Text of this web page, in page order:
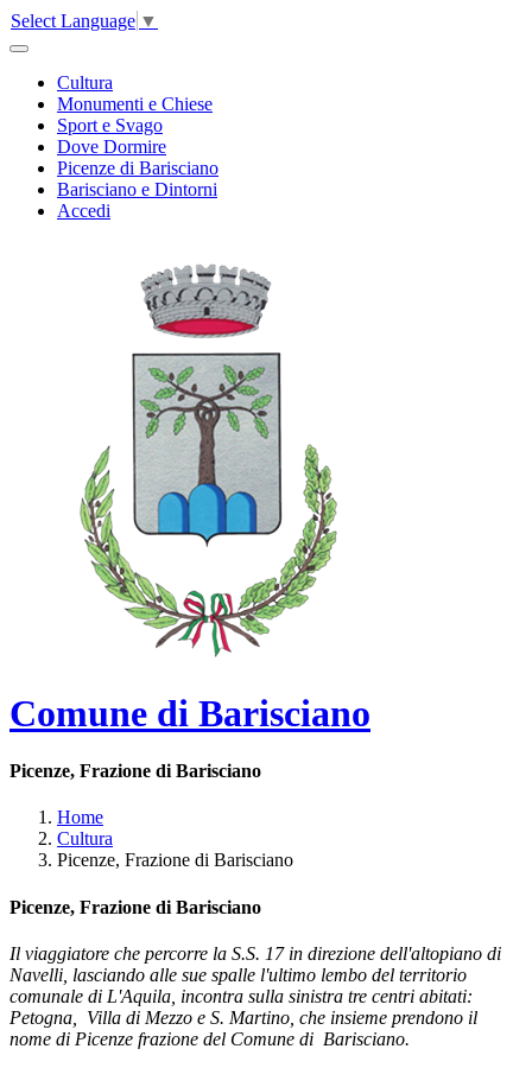
Select Language ▼
Cultura
Monumenti e Chiese
Sport e Svago
Dove Dormire
Picenze di Barisciano
Barisciano e Dintorni
Accedi
Comune di Barisciano
Picenze, Frazione di Barisciano
Home
Cultura
Picenze, Frazione di Barisciano
Picenze, Frazione di Barisciano
Il viaggiatore che percorre la S.S. 17 in direzione dell'altopiano di
Navelli, lasciando alle sue spalle l'ultimo lembo del territorio
comunale di L'Aquila, incontra sulla sinistra tre centri abitati:
Petogna, Villa di Mezzo e S. Martino, che insieme prendono il
nome di Picenze frazione del Comune di Barisciano.